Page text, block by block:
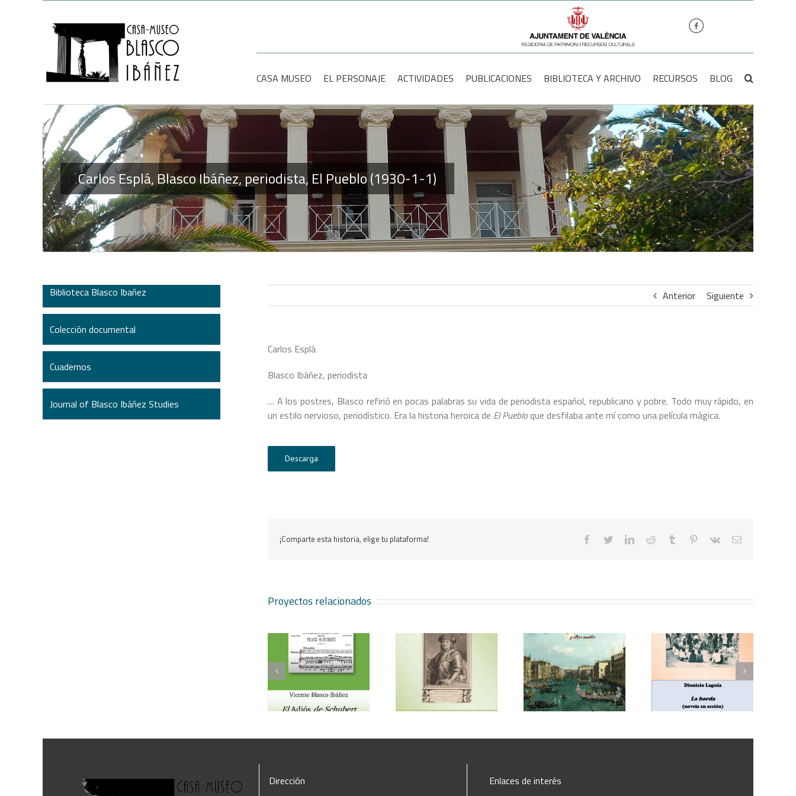
CASA MUSEO
EL PERSONAJE ACTIVIDADES PUBLICACIONES BIBLIOTECA Y ARCHIVO RECURSOS BLOG
Carlos Esplá, Blasco Ibáñez, periodista, El Pueblo (1930-1-1)
Anterior Siguiente
Carlos Esplá
Blasco Ibáñez, periodista
… A los postres, Blasco refirió en pocas palabras su vida de periodista español, republicano y pobre. Todo muy rápido, en
un estilo nervioso, periodístico. Era la historia heroica de El Puebloque desfilaba ante mí como una película mágica.
Descarga
¡Comparte esta historia, elige tu plataforma! facebooktwitterlinkedinreddit tumblr pinterest
vk
Correo
Proyectos relacionados
Vicente Blasco Ibáñez,
Hugo de Moncada
Aventura veneciana y
otros cuentos
Dionisio Laguía, La
horda (novela en
acción)
Enrique Blanco Rojas,
Arroz y tartana
(comedia en tres
actos)
Biblioteca Blasco Ibañez
Colección documental
Cuadernos
Journal of Blasco Ibáñez Studies
Dirección
Enlaces de interés